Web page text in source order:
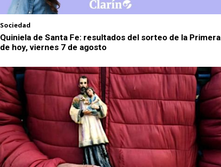
Sociedad
Quiniela de Santa Fe: resultados del sorteo de la Primera
de hoy, viernes 7 de agosto